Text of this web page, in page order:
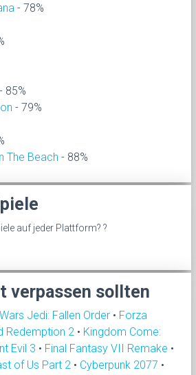
- 78%
- 85%
- 79%
The Beach - 88%
auf jeder Plattform? ?
verpassen sollten
Jedi: Fallen Order • Forza
Redemption 2 • Kingdom Come:
Evil 3 • Final Fantasy VII Remake •
of Us Part 2 • Cyberpunk 2077 •